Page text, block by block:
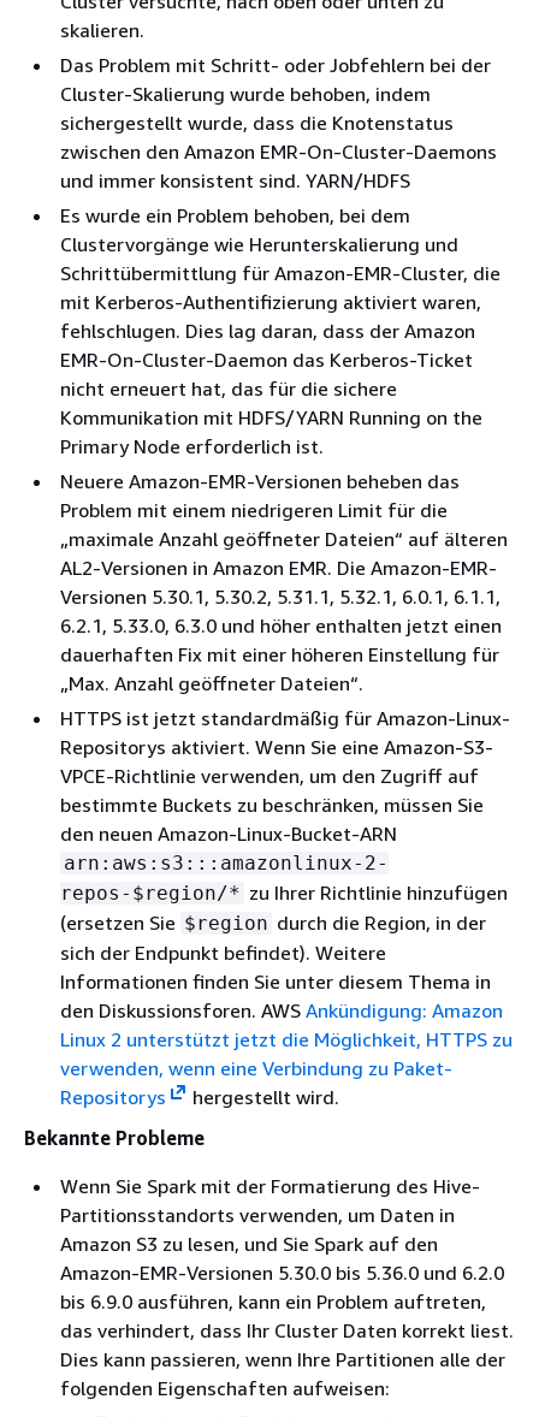
skalieren.
Das Problem mit Schritt- oder Jobfehlern bei der
Cluster-Skalierung wurde behoben, indem
sichergestellt wurde, dass die Knotenstatus
zwischen den Amazon EMR-On-Cluster-Daemons
und immer konsistent sind. YARN/HDFS
Es wurde ein Problem behoben, bei dem
Clustervorgänge wie Herunterskalierung und
Schrittübermittlung für Amazon-EMR-Cluster, die
mit Kerberos-Authentifizierung aktiviert waren,
fehlschlugen. Dies lag daran, dass der Amazon
EMR-On-Cluster-Daemon das Kerberos-Ticket
nicht erneuert hat, das für die sichere
Kommunikation mit HDFS/YARN Running on the
Primary Node erforderlich ist.
Neuere Amazon-EMR-Versionen beheben das
Problem mit einem niedrigeren Limit für die
„maximale Anzahl geöffneter Dateien“ auf älteren
AL2-Versionen in Amazon EMR. Die Amazon-EMR-
Versionen 5.30.1, 5.30.2, 5.31.1, 5.32.1, 6.0.1, 6.1.1,
6.2.1, 5.33.0, 6.3.0 und höher enthalten jetzt einen
dauerhaften Fix mit einer höheren Einstellung für
„Max. Anzahl geöffneter Dateien“.
HTTPS ist jetzt standardmäßig für Amazon-Linux-
Repositorys aktiviert. Wenn Sie eine Amazon-S3-
VPCE-Richtlinie verwenden, um den Zugriff auf
bestimmte Buckets zu beschränken, müssen Sie
den neuen Amazon-Linux-Bucket-ARN
arn:aws:s3:::amazonlinux-2-
repos-$region/* zu Ihrer Richtlinie hinzufügen
(ersetzen Sie $region durch die Region, in der
sich der Endpunkt befindet). Weitere
Informationen finden Sie unter diesem Thema in
den Diskussionsforen. AWS Ankündigung: Amazon
Linux 2 unterstützt jetzt die Möglichkeit, HTTPS zu
verwenden, wenn eine Verbindung zu Paket-
Repositorys
hergestellt wird.
Bekannte Probleme
Wenn Sie Spark mit der Formatierung des Hive-
Partitionsstandorts verwenden, um Daten in
Amazon S3 zu lesen, und Sie Spark auf den
Amazon-EMR-Versionen 5.30.0 bis 5.36.0 und 6.2.0
bis 6.9.0 ausführen, kann ein Problem auftreten,
das verhindert, dass Ihr Cluster Daten korrekt liest.
Dies kann passieren, wenn Ihre Partitionen alle der
folgenden Eigenschaften aufweisen: